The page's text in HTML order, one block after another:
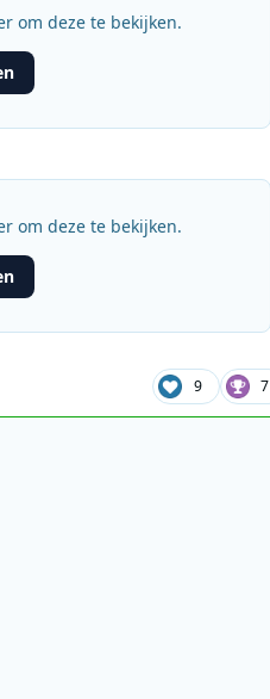
om deze te bekijken.
om deze te bekijken.
9 7